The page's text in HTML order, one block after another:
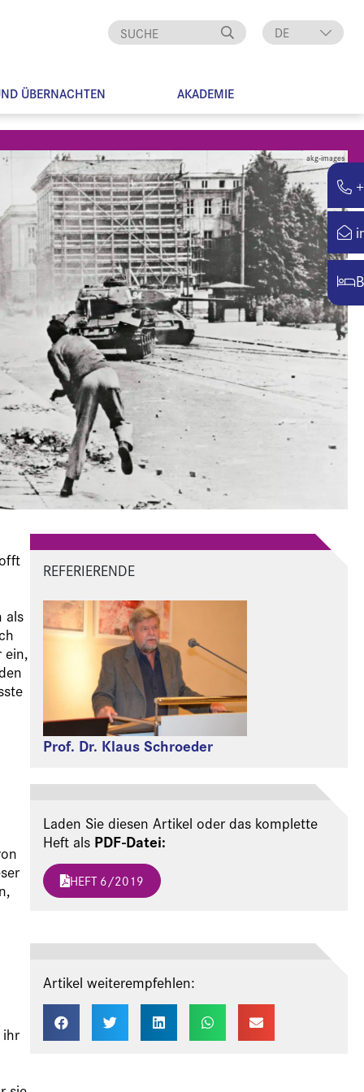
DE
ÜBERNACHTEN AKADEMIE
akg-images
als
ein,
ihr
REFERIERENDE
Prof. Dr. Klaus Schroeder
Laden Sie diesen Artikel oder das komplette
Heft als PDF-Datei:
HEFT 6/2019
Artikel weiterempfehlen: